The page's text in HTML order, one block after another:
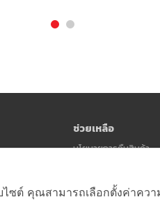
ช่วยเหลือ
นโยบายการคืนสินค้า
ซต์ คุณสามารถเลือกตั้งค่าค